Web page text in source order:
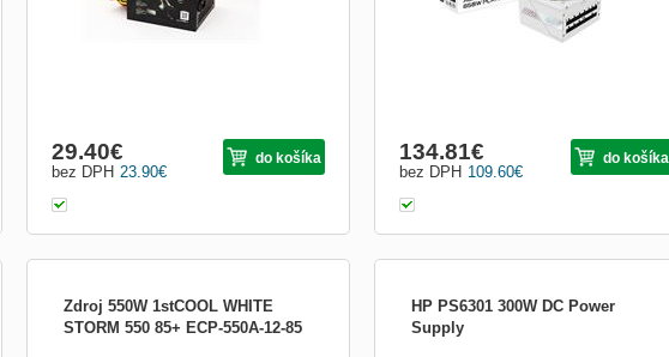
23.90€
bez DPH
29.40€ do košíka
109.60€
bez DPH
134.81€ do košíka
Zdroj 550W 1stCOOL WHITE
STORM 550 85+ ECP-550A-12-85
HP PS6301 300W DC Power
Supply